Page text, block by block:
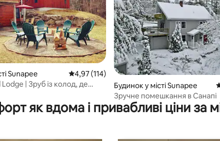
відгуки: 57
Sunapee Середня оцінка: 4,97 з 5, відгуки: 114
4,97 (114)
| Зруб із колод, де
Будинок у місті Sunapee
Зручне помешкання в Санапі
як вдома і привабливі ціни за